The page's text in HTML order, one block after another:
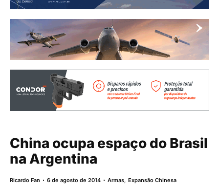
China ocupa espaço do Brasil
na Argentina
Ricardo Fan 6 de agosto de 2014 Armas,Expansão Chinesa